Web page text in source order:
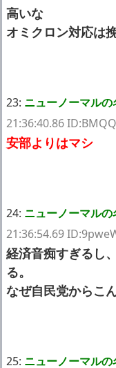
高いな
オミクロン対応は
23: ニューノーマル
21:36:40.86
安部よりはマシ
24: ニューノーマル
21:36:54.69
経済音痴すぎるし
る。
なぜ自民党からこ
25: ニューノーマル